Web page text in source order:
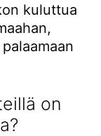
kuluttua
on